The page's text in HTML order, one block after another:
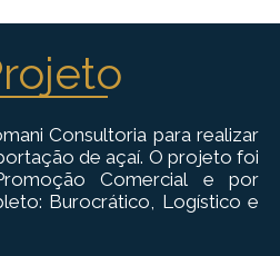
Consultoria para realizar
de açaí. O projeto foi
Comercial e por
Burocrático, Logístico e